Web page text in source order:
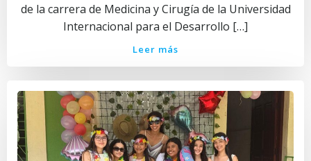
de la carrera de Medicina y Cirugía de la Universidad
Internacional para el Desarrollo […]
Leer más